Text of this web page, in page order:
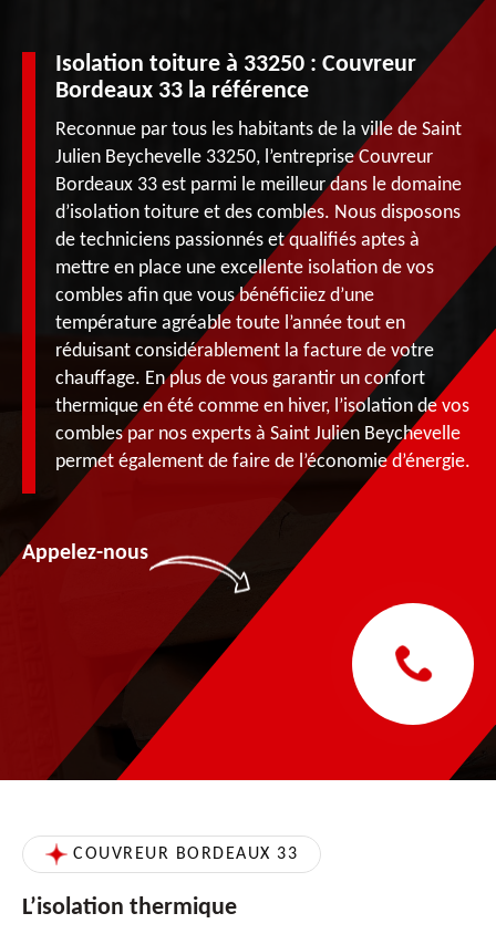
Isolation toiture à 33250 : Couvreur
Bordeaux 33 la référence
Reconnue par tous les habitants de la ville de Saint
Julien Beychevelle 33250, l’entreprise Couvreur
Bordeaux 33 est parmi le meilleur dans le domaine
d’isolation toiture et des combles. Nous disposons
de techniciens passionnés et qualifiés aptes à
mettre en place une excellente isolation de vos
combles afin que vous bénéficiiez d’une
température agréable toute l’année tout en
réduisant considérablement la facture de votre
chauffage. En plus de vous garantir un confort
thermique en été comme en hiver, l’isolation de vos
combles par nos experts à Saint Julien Beychevelle
permet également de faire de l’économie d’énergie.
Appelez-nous
COUVREUR BORDEAUX 33
L’isolation thermique